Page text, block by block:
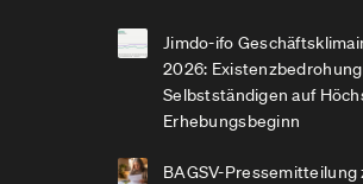
Jimdo-ifo
2026:
Selbstständigen auf
Erhebungsbeginn
BAGSV-Pressemitteilung